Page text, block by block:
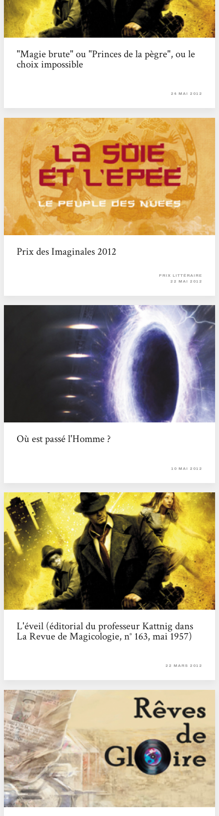
"Magie brute" ou "Princes de la pègre", ou le
choix impossible
24 MAI 2012
Prix des Imaginales 2012
PRIX LITTÉRAIRE
22 MAI 2012
Où est passé l'Homme ?
10 MAI 2012
L'éveil (éditorial du professeur Kattnig dans
La Revue de Magicologie, n° 163, mai 1957)
22 MARS 2012